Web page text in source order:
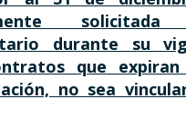
durante su
que
no sea